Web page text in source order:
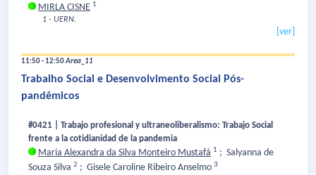
MIRLA CISNE 1
1 - UERN.
[ver]
11:50 - 12:50Area_11
Trabalho Social e Desenvolvimento Social Pós-
pandêmicos
#0421 | Trabajo profesional y ultraneoliberalismo: Trabajo Social
frente a la cotidianidad de la pandemia
Maria Alexandra da Silva Monteiro Mustafá 1 ; Salyanna de
Souza Silva 2 ; Gisele Caroline Ribeiro Anselmo 3